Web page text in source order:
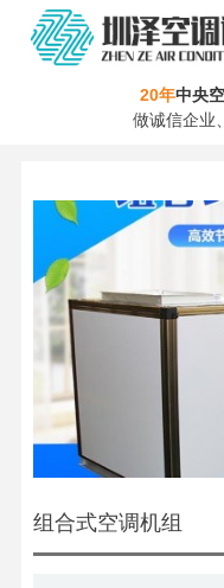
20年中央
做诚信企业
组合式空调机组